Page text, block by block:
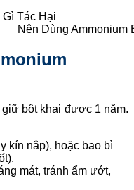
Nên Dùng
bột khai được 1 năm.
kín nắp), hoặc bao bì
mát, tránh ẩm ướt,